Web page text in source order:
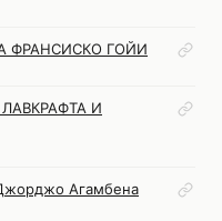
ФРАНСИСКО ГОЙИ
И
Агамбена